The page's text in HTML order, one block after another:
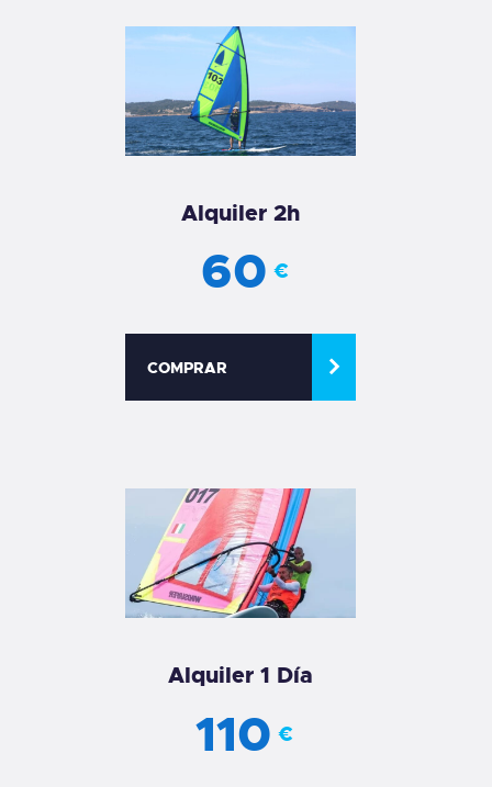
Alquiler 2h
60 €
COMPRAR
Alquiler 1 Día
110 €